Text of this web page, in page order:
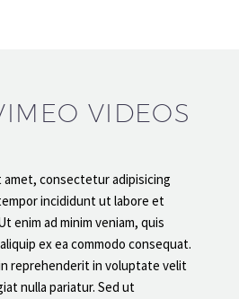
VIDEOS
amet, consectetur adipisicing
incididunt ut labore et
enim ad minim veniam, quis
ex ea commodo consequat.
reprehenderit in voluptate velit
nulla pariatur. Sed ut